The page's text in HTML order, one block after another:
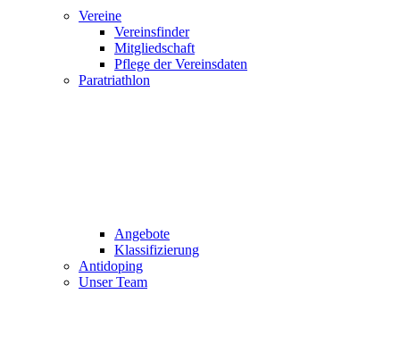
Vereine
Vereinsfinder
Mitgliedschaft
Pflege der Vereinsdaten
Paratriathlon
Angebote
Klassifizierung
Antidoping
Unser Team